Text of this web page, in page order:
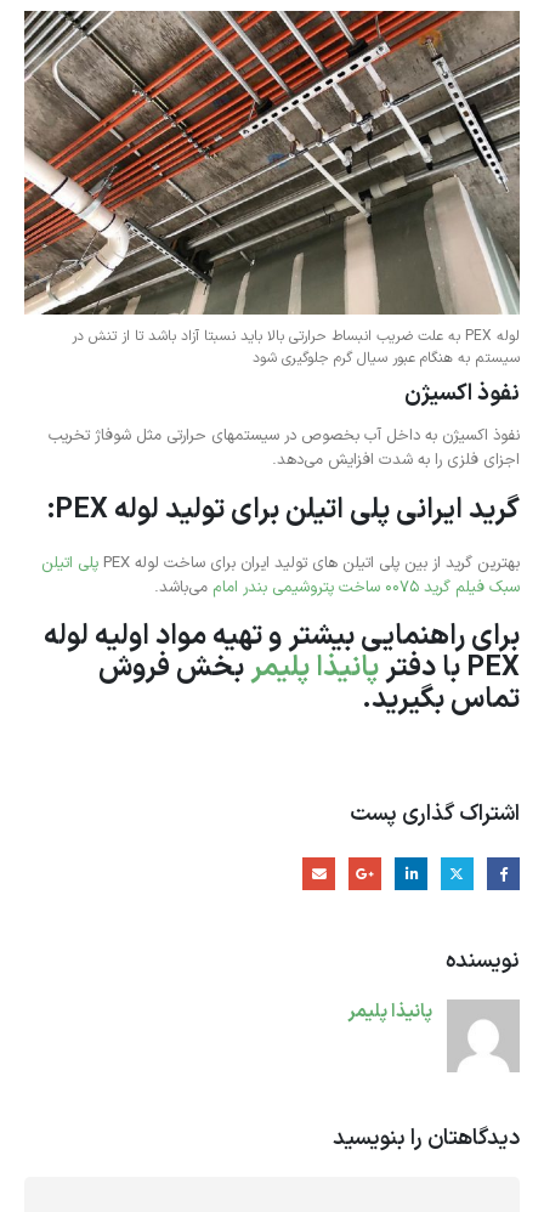
لوله PEX به علت ضریب انبساط حرارتی بالا باید نسبتا آزاد باشد تا از تنش در
سیستم به هنگام عبور سیال گرم جلوگیری شود
نفوذ اکسیژن
نفوذ اکسیژن به داخل آب بخصوص در سیستمهای حرارتی مثل شوفاژ تخریب
اجزای فلزی را به شدت افزایش می‌دهد.
گرید ایرانی پلی اتیلن برای تولید لوله PEX:
بهترین گرید از بین پلی اتیلن های تولید ایران برای ساخت لوله PEX
پلی اتیلن
سبک فیلم گرید 0075 ساخت پتروشیمی بندر امام
می‌باشد.
برای راهنمایی بیشتر و تهیه مواد اولیه لوله
PEX با دفتر پانیذا پلیمربخش فروش
تماس بگیرید.
اشتراک گذاری پست
نویسنده
پانیذا پلیمر
دیدگاهتان را بنویسید